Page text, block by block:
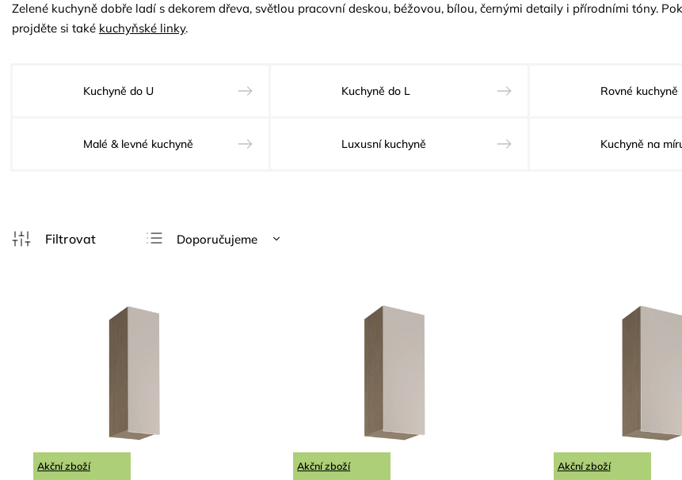
Zelené kuchyně dobře ladí s dekorem dřeva, světlou pracovní deskou, béžovou, bílou, černými detaily i přírodními tóny.
projděte si také kuchyňské linky.
Kuchyně do U Kuchyně do L Rovné kuchyně
Malé & levné kuchyně Luxusní kuchyně Kuchyně na
Doporučujeme
Akční zboží Akční zboží Akční zboží